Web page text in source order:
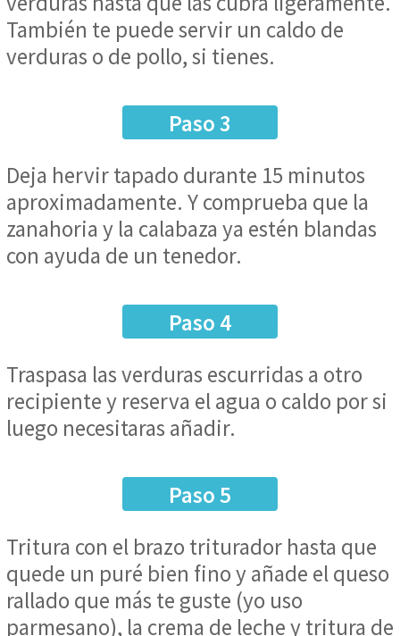
También te puede servir un caldo de
verduras o de pollo, si tienes.
Paso 3
Deja hervir tapado durante 15 minutos
aproximadamente. Y comprueba que la
zanahoria y la calabaza ya estén blandas
con ayuda de un tenedor.
Paso 4
Traspasa las verduras escurridas a otro
recipiente y reserva el agua o caldo por si
luego necesitaras añadir.
Paso 5
Tritura con el brazo triturador hasta que
quede un puré bien fino y añade el queso
rallado que más te guste (yo uso
parmesano), la crema de leche y tritura de